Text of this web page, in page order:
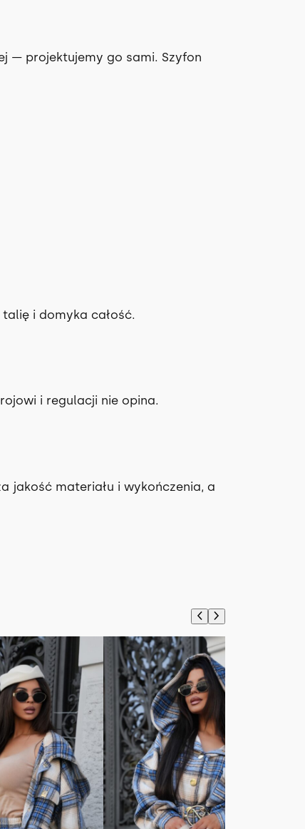
— projektujemy go sami. Szyfon
i domyka całość.
i regulacji nie opina.
jakość materiału i wykończenia, a